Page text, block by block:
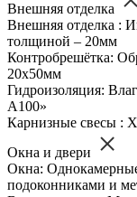
Внешняя отделка
Внешняя отделка :
толщиной – 20мм
Контробрешётка:
20х50мм
Гидроизоляция:
А100»
Карнизные свесы :
Окна и двери
Окна:
подоконниками и